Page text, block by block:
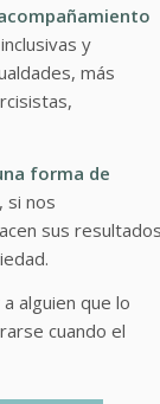
y
más
forma de
si nos
sus
alguien que lo
cuando el